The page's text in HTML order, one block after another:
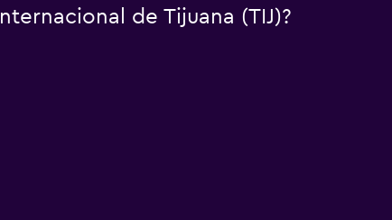
Internacional de Tijuana (TIJ)?